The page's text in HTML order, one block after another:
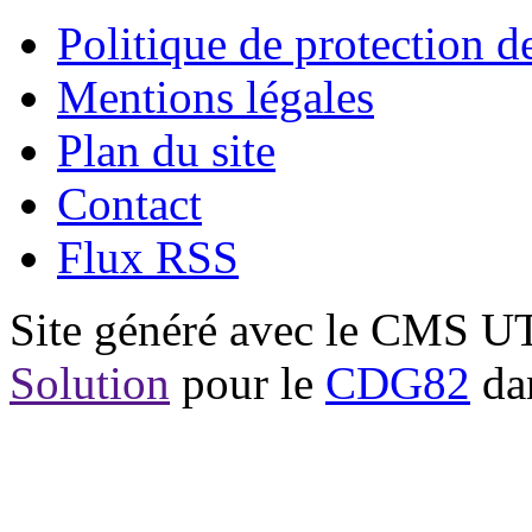
Politique de protection
Mentions légales
Plan du site
Contact
Flux RSS
Site généré avec le CMS
Solution pour le CDG82